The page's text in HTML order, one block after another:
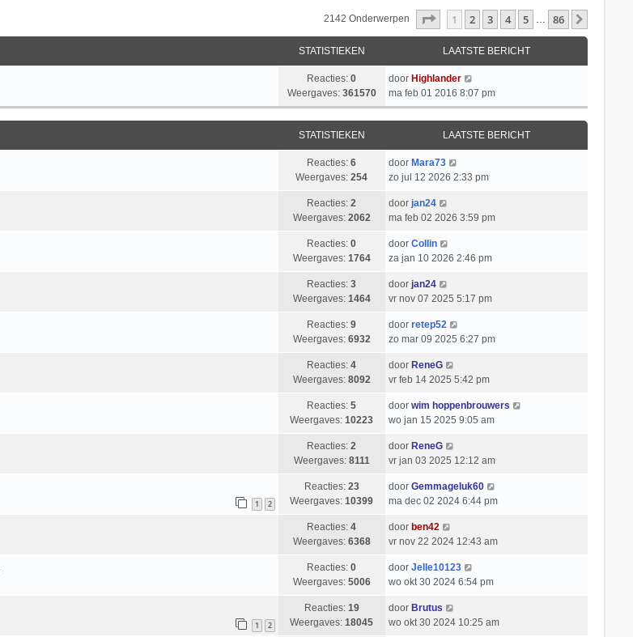
2142 Onderwerpen Pagina1 Van 86
1 2 3 4 5 … 86
STATISTIEKEN LAATSTE BERICHT
Reacties:0
Weergaves: 361570
door Highlander
ma feb 01 2016 8:07 pm
STATISTIEKEN LAATSTE BERICHT
Reacties:6
Weergaves:254
door Mara73
zo jul 12 2026 2:33 pm
Reacties:2
Weergaves: 2062
door jan24
ma feb 02 2026 3:59 pm
Reacties:0
Weergaves: 1764
door Collin
za jan 10 2026 2:46 pm
Reacties:3
Weergaves: 1464
door jan24
vr nov 07 2025 5:17 pm
Reacties:9
Weergaves: 6932
door retep52
zo mar 09 2025 6:27 pm
Reacties:4
Weergaves: 8092
door ReneG
vr feb 14 2025 5:42 pm
Reacties:5
Weergaves:10223
door wim hoppenbrouwers
wo jan 15 2025 9:05 am
Reacties:2
Weergaves: 8111
door ReneG
vr jan 03 2025 12:12 am
1 2
Reacties: 23
Weergaves:10399
door Gemmageluk60
ma dec 02 2024 6:44 pm
Reacties:4
Weergaves: 6368
door ben42
vr nov 22 2024 12:43 am
Reacties:0
Weergaves: 5006
door Jelle10123
wo okt 30 2024 6:54 pm
1 2
Reacties: 19
Weergaves:18045
door Brutus
wo okt 30 2024 10:25 am